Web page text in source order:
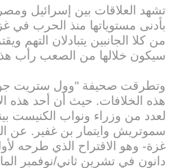
تشهد العلاقات بين إسرائيل ومصر
بأدنى مستوياتها منذ الحرب في
من كلا الجانبين يتبادلان التهم
سيكون خلالها من الصعب رأب
وتطرقت صحيفة "وول ستريت
هذه الخلافات. حيث أن أحد هذه
لعدد من وزراء ونواب الكنيست
سموتريش وايتمار بن غفير. عن
غزة- وهو الاقتراح الذي طرحه
دانون في تشرين ثاني/نوفمبر